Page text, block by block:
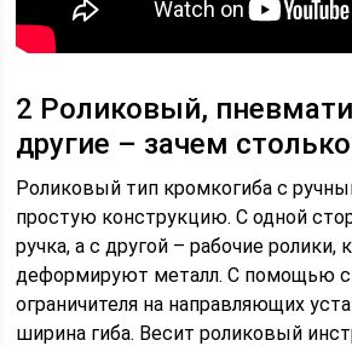
2 Роликовый,
другие – зачем
Роликовый тип кромкогиба с
простую конструкцию. С одной
ручка, а с другой – рабочие ролики,
деформируют металл. С помощью
ограничителя на направляющих
ширина гиба. Весит роликовый